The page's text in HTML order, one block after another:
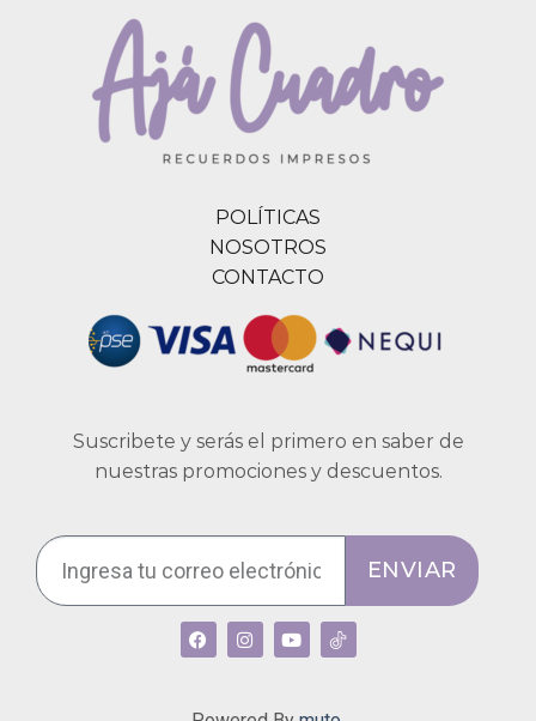
POLÍTICAS
NOSOTROS
CONTACTO
Suscribete y serás el primero en saber de
nuestras promociones y descuentos.
ENVIAR